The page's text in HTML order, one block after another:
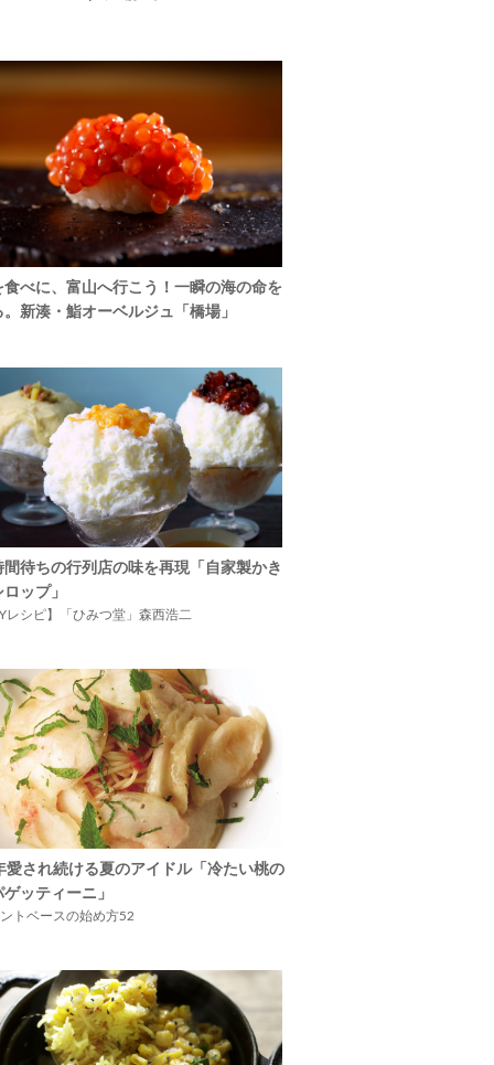
食べに、富山へ行こう！一瞬の海の命を
。新湊・鮨オーベルジュ「橋場」
間待ちの行列店の味を再現「自家製かき
ップ」
レシピ】「ひみつ堂」森西浩二
愛され続ける夏のアイドル「冷たい桃の
ッティーニ」
トベースの始め方52